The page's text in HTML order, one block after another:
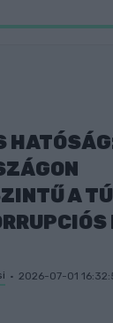
A
2026-07-01